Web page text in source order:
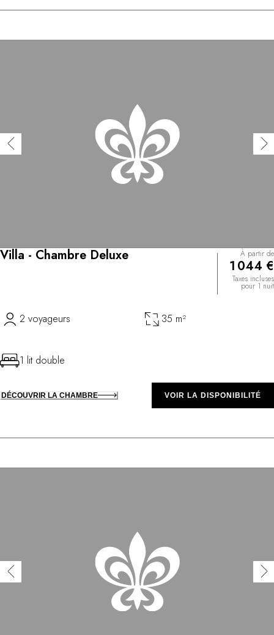
Villa - Chambre Deluxe À partir de
1 044 €
Taxes incluses
pour 1 nuit
2 voyageurs 35 m²
1 lit double
DÉCOUVRIR LA CHAMBRE VOIR LA DISPONIBILITÉ